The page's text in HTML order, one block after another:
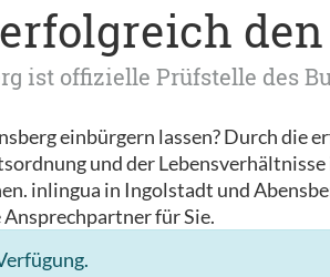
ist offizielle Prüfstelle des
einbürgern lassen? Durch die
und der
inlingua in Ingolstadt und
für Sie.